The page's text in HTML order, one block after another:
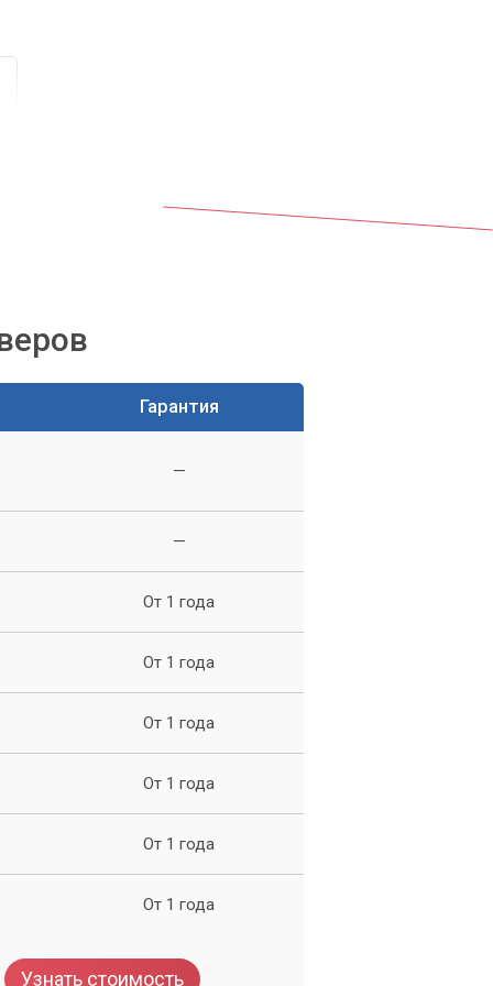
Гарантия
—
—
От 1 года
От 1 года
От 1 года
От 1 года
От 1 года
От 1 года
Узнать стоимость